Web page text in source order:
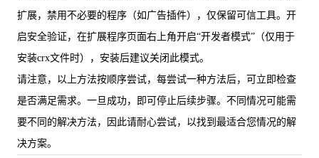
扩展，禁用不必要的程序（如广告插件），仅保留可信工具。开
启安全验证，在扩展程序页面右上角开启“开发者模式”（仅用于
安装crx文件时），安装后建议关闭此模式。
请注意，以上方法按顺序尝试，每尝试一种方法后，可立即检查
是否满足需求。一旦成功，即可停止后续步骤。不同情况可能需
要不同的解决方法，因此请耐心尝试，以找到最适合您情况的解
决方案。